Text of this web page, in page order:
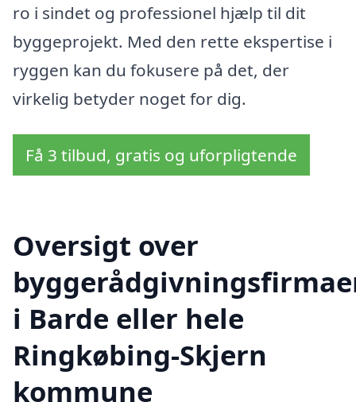
ro i sindet og professionel hjælp til dit
byggeprojekt. Med den rette ekspertise i
ryggen kan du fokusere på det, der
virkelig betyder noget for dig.
Få 3 tilbud, gratis og uforpligtende
Oversigt over
i Barde eller hele
Ringkøbing-Skjern
kommune